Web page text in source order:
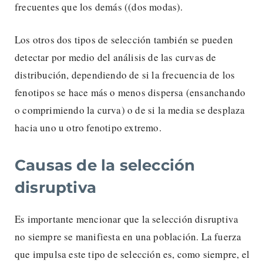
frecuentes que los demás ((dos modas).
Los otros dos tipos de selección también se pueden
detectar por medio del análisis de las curvas de
distribución, dependiendo de si la frecuencia de los
fenotipos se hace más o menos dispersa (ensanchando
o comprimiendo la curva) o de si la media se desplaza
hacia uno u otro fenotipo extremo.
Causas de la selección
disruptiva
Es importante mencionar que la selección disruptiva
no siempre se manifiesta en una población. La fuerza
que impulsa este tipo de selección es, como siempre, el